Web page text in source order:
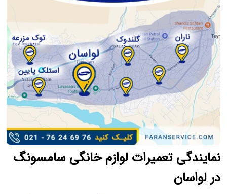
نمایندگی تعمیرات لوازم خانگی سامسونگ
در لواسان